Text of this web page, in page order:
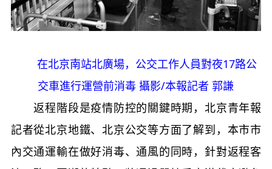
在北京南站北廣場，公交工作人員對夜17路公
交車進行運營前消毒 攝影/本報記者 郭謙
返程階段是疫情防控的關鍵時期，北京青年報
記者從北京地鐵、北京公交等方面了解到，本市市
內交通運輸在做好消毒、通風的同時，針對返程客